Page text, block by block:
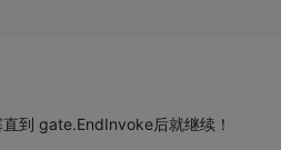
到 gate.EndInvoke后就继续！